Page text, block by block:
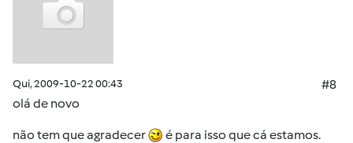
Qui, 2009-10-22 00:43
#8
olá de novo
não tem que agradecer é para isso que cá estamos.